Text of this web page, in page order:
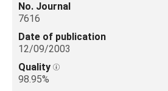
No. Journal
7616
Date of publication
12/09/2003
Quality
98.95%